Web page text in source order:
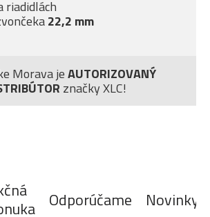
Morava jeAUTORIZOVANÝ
značky XLC!
riadidlách
22,2 mm
Odporúčame Novinky